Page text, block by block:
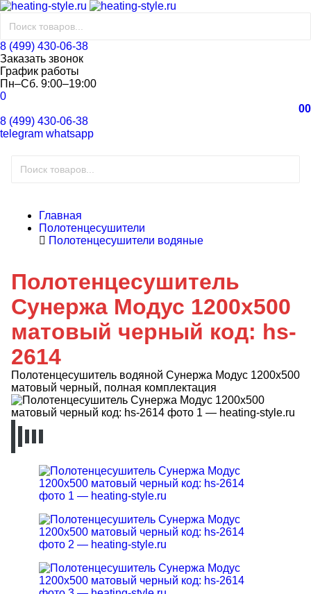
8 (499) 430-06-38
Заказать звонок
График работы
Пн–Сб. 9:00–19:00
0
00
8 (499) 430-06-38
telegram whatsapp
Главная
Полотенцесушители
Полотенцесушители водяные
Полотенцесушитель
Сунержа Модус 1200x500
матовый черный код: hs-
2614
Полотенцесушитель водяной Сунержа Модус 1200x500
матовый черный, полная комплектация